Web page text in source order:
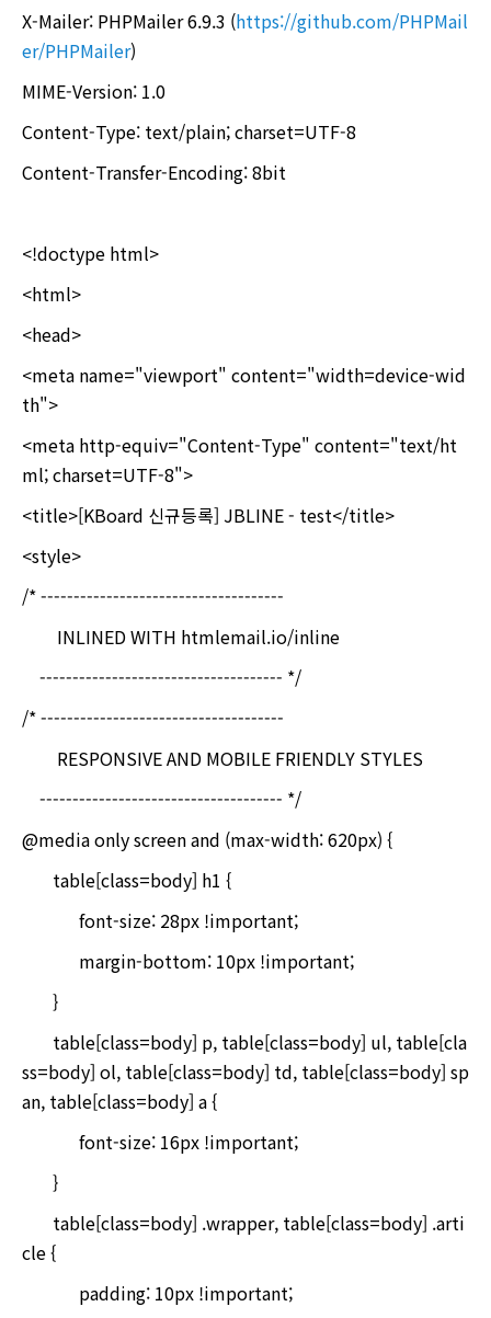
X-Mailer: PHPMailer 6.9.3 (https://github.com/PHPMail
er/PHPMailer)
MIME-Version: 1.0
Content-Type: text/plain; charset=UTF-8
Content-Transfer-Encoding: 8bit
<!doctype html>
<html>
<head>
<meta name="viewport" content="width=device-wid
th">
<meta http-equiv="Content-Type" content="text/ht
ml; charset=UTF-8">
<title>[KBoard 신규등록] JBLINE - test</title>
<style>
/* -------------------------------------
INLINED WITH htmlemail.io/inline
------------------------------------- */
/* -------------------------------------
RESPONSIVE AND MOBILE FRIENDLY STYLES
------------------------------------- */
@media only screen and (max-width: 620px) {
table[class=body] h1 {
font-size: 28px !important;
margin-bottom: 10px !important;
}
table[class=body] p, table[class=body] ul, table[cla
ss=body] ol, table[class=body] td, table[class=body] sp
an, table[class=body] a {
font-size: 16px !important;
}
table[class=body] .wrapper, table[class=body] .arti
cle {
padding: 10px !important;